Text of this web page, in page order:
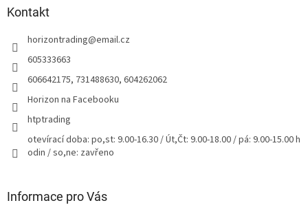
Kontakt
horizontrading@email.cz
605333663
606642175, 731488630, 604262062
Horizon na Facebooku
htptrading
otevírací doba: po,st: 9.00-16.30 / Út,Čt: 9.00-18.00 / pá: 9.00-15.00 h
odin / so,ne: zavřeno
Informace pro Vás